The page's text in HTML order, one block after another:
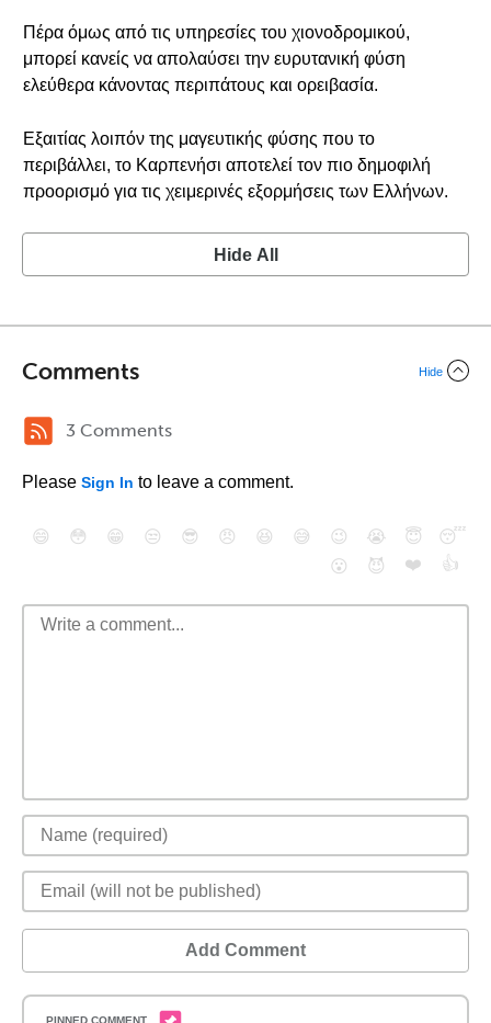
Πέρα όμως από τις υπηρεσίες του χιονοδρομικού,
μπορεί κανείς να απολαύσει την ευρυτανική φύση
ελεύθερα κάνοντας περιπάτους και ορειβασία.
Εξαιτίας λοιπόν της μαγευτικής φύσης που το
περιβάλλει, το Καρπενήσι αποτελεί τον πιο δημοφιλή
προορισμό για τις χειμερινές εξορμήσεις των Ελλήνων.
Hide All
Comments Hide
3 Comments
Please Sign In to leave a comment.
😄 😳 😁 😒 😎 😠 😆 😅 😉 😭 😇
😴
😮
😈 ❤️ 👍
Add Comment